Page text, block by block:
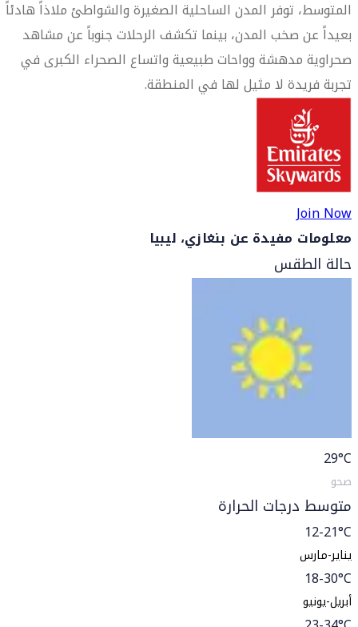
المتوسط، توفر المدن الساحلية الصغيرة والشواطئ ملاذاً هادئاً
بعيداً عن صخب المدن، بينما تكشف الرحلات جنوباً عن مشاهد
صحراوية مدهشة وواحات طبيعية واتساع الصحراء الكبرى في
تجربة فريدة لا مثيل لها في المنطقة.
Join Now
معلومات مفيدة عن بنغازي، ليبيا
حالة الطقس
29°C
صحو
متوسط درجات الحرارة
12-21°C
يناير-مارس
18-30°C
أبريل-يونيو